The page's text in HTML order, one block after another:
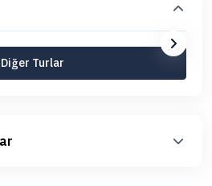
Diğer Turlar